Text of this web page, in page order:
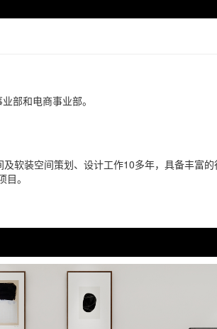
部和电商事业部。
软装空间策划、设计工作10多年，具备丰富
。